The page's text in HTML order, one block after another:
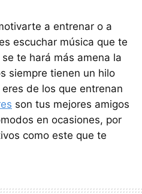
a entrenar o a
escuchar música que te
te hará más amena la
siempre tienen un hilo
de los que entrenan
son tus mejores amigos
en ocasiones, por
como este que te